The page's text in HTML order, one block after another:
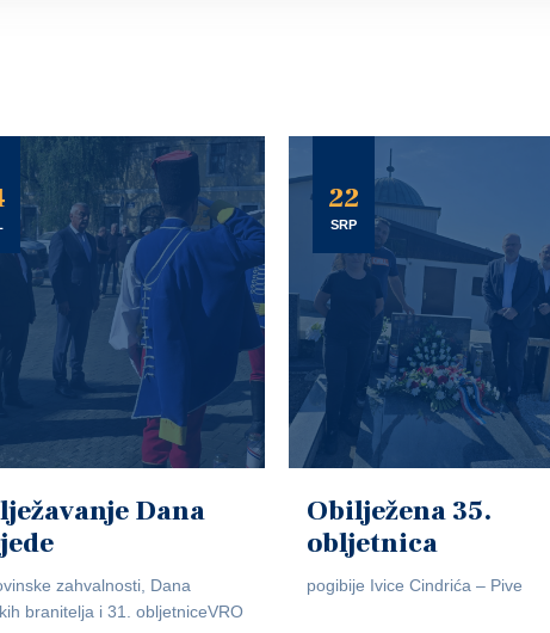
Dana
zahvalnosti, Dana
branitelja i 31. obljetniceVRO
22
SRP
Obilježena 35.
obljetnica
pogibije Ivice Cindrića – Pive